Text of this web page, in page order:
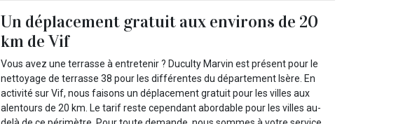
Un déplacement gratuit aux environs de 20
km de Vif
Vous avez une terrasse à entretenir ? Duculty Marvin est présent pour le
nettoyage de terrasse 38 pour les différentes du département Isère. En
activité sur Vif, nous faisons un déplacement gratuit pour les villes aux
alentours de 20 km. Le tarif reste cependant abordable pour les villes au-